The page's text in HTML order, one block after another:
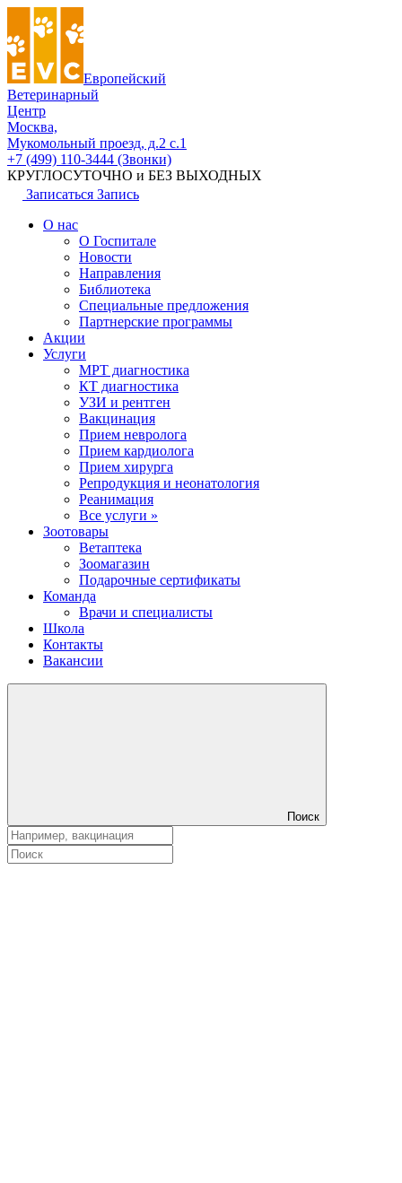
Европейский
Ветеринарный
Центр
Москва,
Мукомольный проезд, д.2 с.1
+7 (499) 110-3444 (Звонки)
КРУГЛОСУТОЧНО и БЕЗ ВЫХОДНЫХ
Записаться Запись
О нас
О Госпитале
Новости
Направления
Библиотека
Специальные предложения
Партнерские программы
Акции
Услуги
МРТ диагностика
КТ диагностика
УЗИ и рентген
Вакцинация
Прием невролога
Прием кардиолога
Прием хирурга
Репродукция и неонатология
Реанимация
Все услуги »
Зоотовары
Ветаптека
Зоомагазин
Подарочные сертификаты
Команда
Врачи и специалисты
Школа
Контакты
Вакансии
Поиск